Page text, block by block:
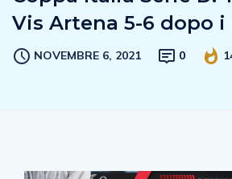
Coppa Italia Serie D:
Vis Artena 5-6 dopo i